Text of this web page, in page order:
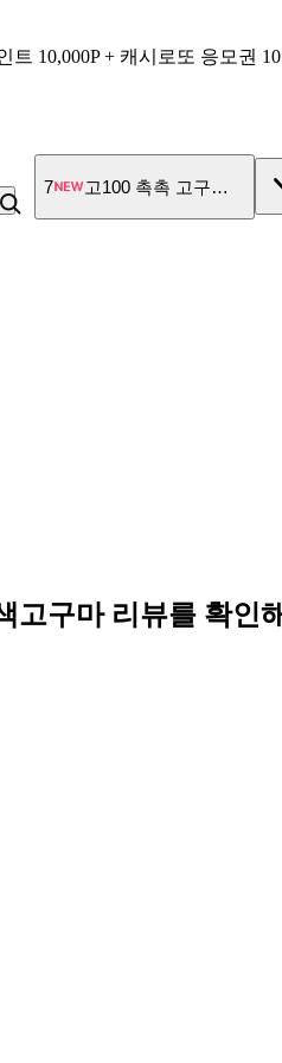
트 10,000P + 캐시로또 응모권
7 고100 촉촉 고구마 스틱
고구마 리뷰를 확인